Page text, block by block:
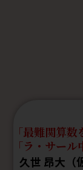
最難関算数
ラ・サール
久世 昂大（